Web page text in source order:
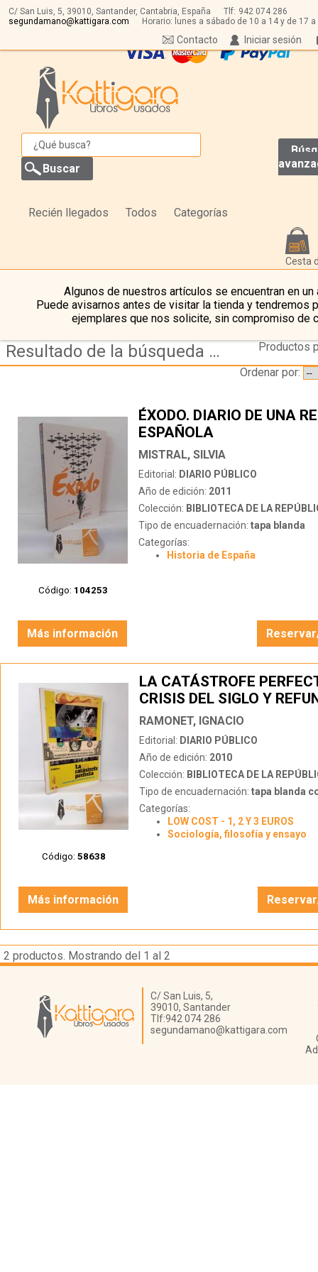
C/ San Luis, 5, 39010, Santander, Cantabria, España Tlf: 942 074 286
segundamano@kattigara.com
Horario: lunes a sábado de 10 a 14 y de 17 a
Iniciar sesión
Contacto
Recién llegados Todos Categorías
Cesta
Algunos de nuestros artículos se encuentran en un
Puede avisarnos antes de visitar la tienda y tendremos
ejemplares que nos solicite, sin compromiso de
Resultado de la búsqueda de coleccion biblioteca de la republica
Productos
Ordenar por:
Código: 104253
ÉXODO. DIARIO DE UNA
ESPAÑOLA
MISTRAL, SILVIA
Editorial: DIARIO PÚBLICO
Año de edición: 2011
Colección: BIBLIOTECA DE LA
Tipo de encuadernación: tapa blanda
Categorías:
Historia de España
Más información
Código: 58638
LA CATÁSTROFE
CRISIS DEL SIGLO Y
RAMONET, IGNACIO
Editorial: DIARIO PÚBLICO
Año de edición: 2010
Colección: BIBLIOTECA DE LA
Tipo de encuadernación: tapa blanda
Categorías:
LOW COST - 1, 2 Y 3 EUROS
Sociología, filosofía y ensayo
Más información
2 productos. Mostrando del 1 al 2
Librería Kattigara
C/ San Luis, 5,
39010, Santander
Tlf:942 074 286
segundamano@kattigara.com